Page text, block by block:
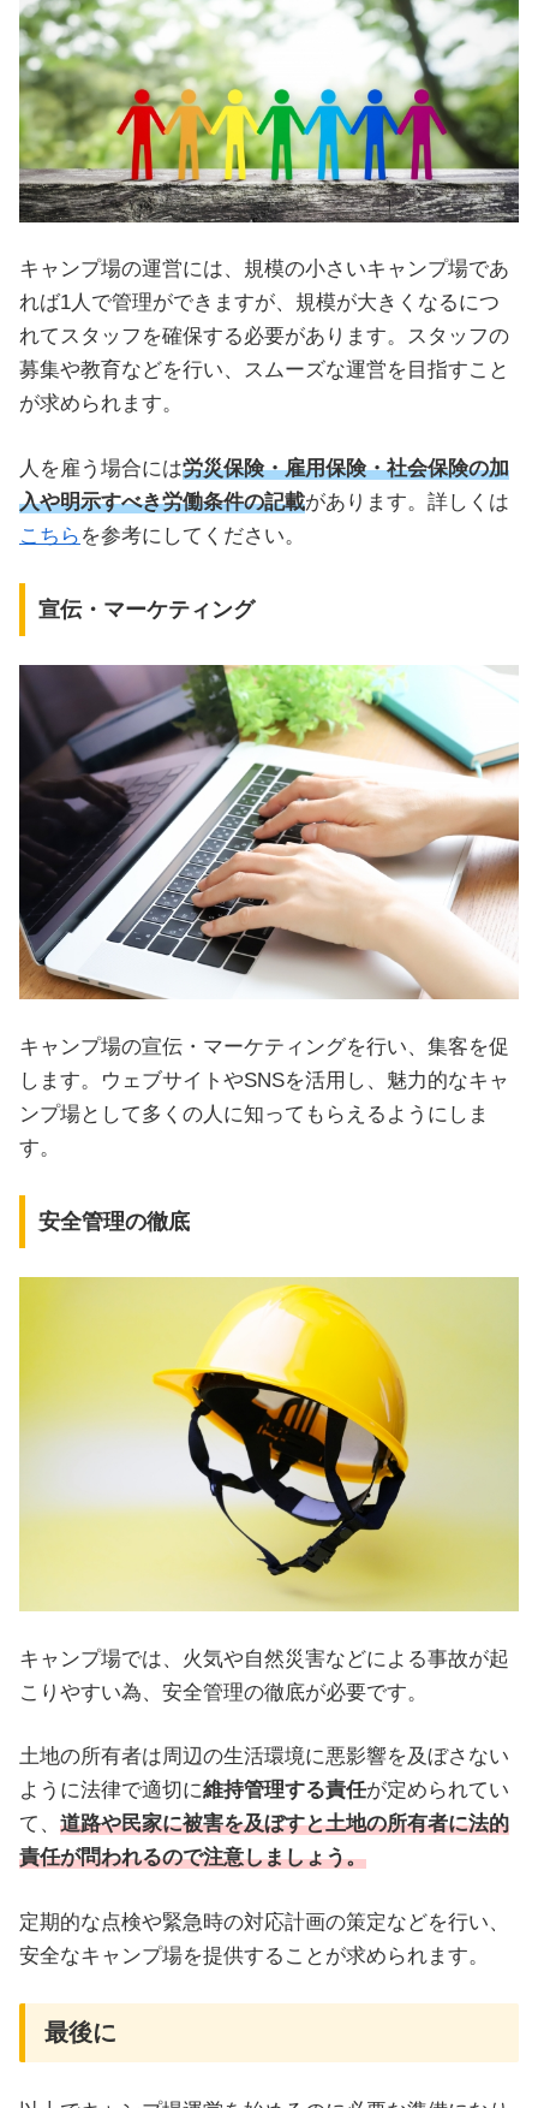
キャンプ場の運営には、規模の小さいキャンプ場であ
れば1人で管理ができますが、規模が大きくなるにつ
れてスタッフを確保する必要があります。スタッフの
募集や教育などを行い、スムーズな運営を目指すこと
が求められます。
人を雇う場合には労災保険・雇用保険・社会保険の加
入や明示すべき労働条件の記載があります。詳しくは
こちら を参考にしてください。
宣伝・マーケティング
キャンプ場の宣伝・マーケティングを行い、集客を促
します。ウェブサイトやSNSを活用し、魅力的なキャ
ンプ場として多くの人に知ってもらえるようにしま
す。
安全管理の徹底
キャンプ場では、火気や自然災害などによる事故が起
こりやすい為、安全管理の徹底が必要です。
土地の所有者は周辺の生活環境に悪影響を及ぼさない
ように法律で適切に維持管理する責任が定められてい
て、 道路や民家に被害を及ぼすと土地の所有者に法的
責任が問われるので注意しましょう。
定期的な点検や緊急時の対応計画の策定などを行い、
安全なキャンプ場を提供することが求められます。
最後に